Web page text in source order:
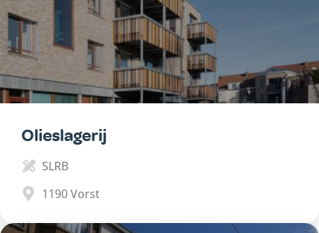
Olieslagerij
SLRB
1190Vorst